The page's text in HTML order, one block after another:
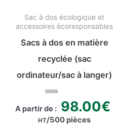
Sac à dos écologique et
accessoires écoresponsables​
Sacs à dos en matière
recyclée (sac
ordinateur/sac à langer)
0
out
of
A partir de : 98.00€
HT/500 pièces